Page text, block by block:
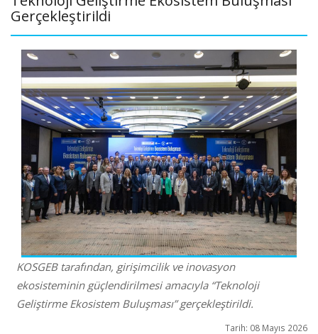
Gerçekleştirildi
KOSGEB tarafından, girişimcilik ve inovasyon
ekosisteminin güçlendirilmesi amacıyla “Teknoloji
Geliştirme Ekosistem Buluşması” gerçekleştirildi.
Tarih: 08 Mayıs 2026